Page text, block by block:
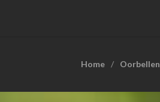
Home Oorbellen